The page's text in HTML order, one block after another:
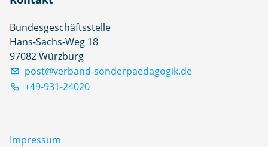
Bundesgeschäftsstelle
Hans-Sachs-Weg 18
97082 Würzburg
post@verband-sonderpaedagogik.de
+49-931-24020
Impressum